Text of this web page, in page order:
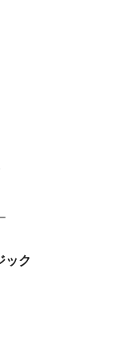
ック